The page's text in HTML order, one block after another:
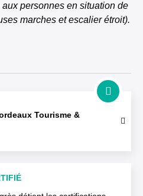
personnes en situation de
marches et escalier étroit).
Tourisme &